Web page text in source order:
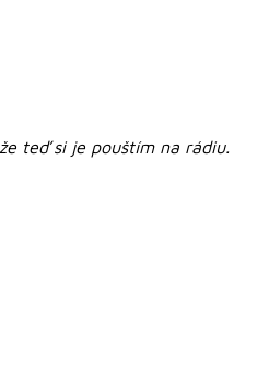
teď si je pouštím na rádiu.